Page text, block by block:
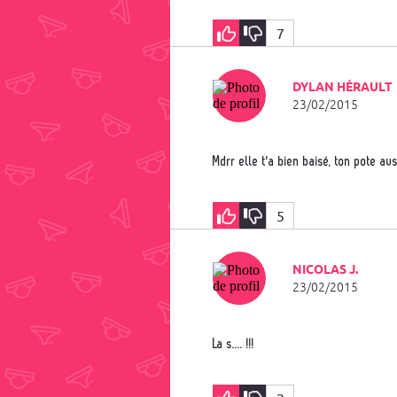
7
DYLAN HÉRAULT
23/02/2015
mdrr elle t'a bien baisé, ton pote
5
NICOLAS J.
23/02/2015
la s.... !!!